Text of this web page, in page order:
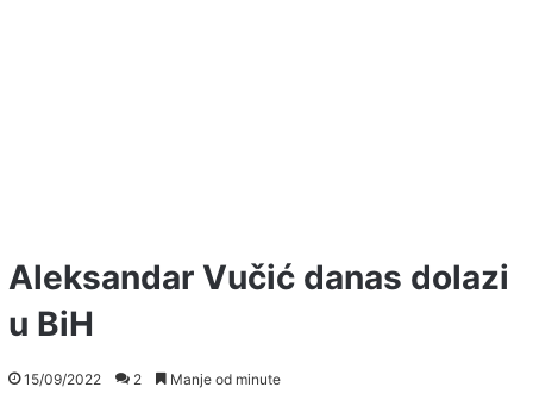
Aleksandar Vučić danas dolazi
u BiH
15/09/2022 2 Manje od minute